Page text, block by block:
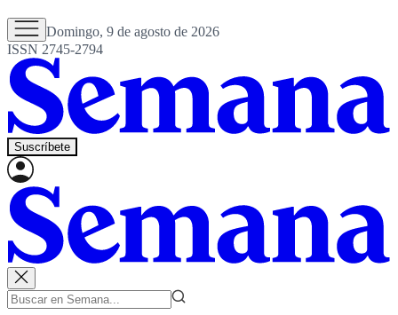
Domingo, 9 de agosto de 2026
ISSN 2745-2794
Suscríbete